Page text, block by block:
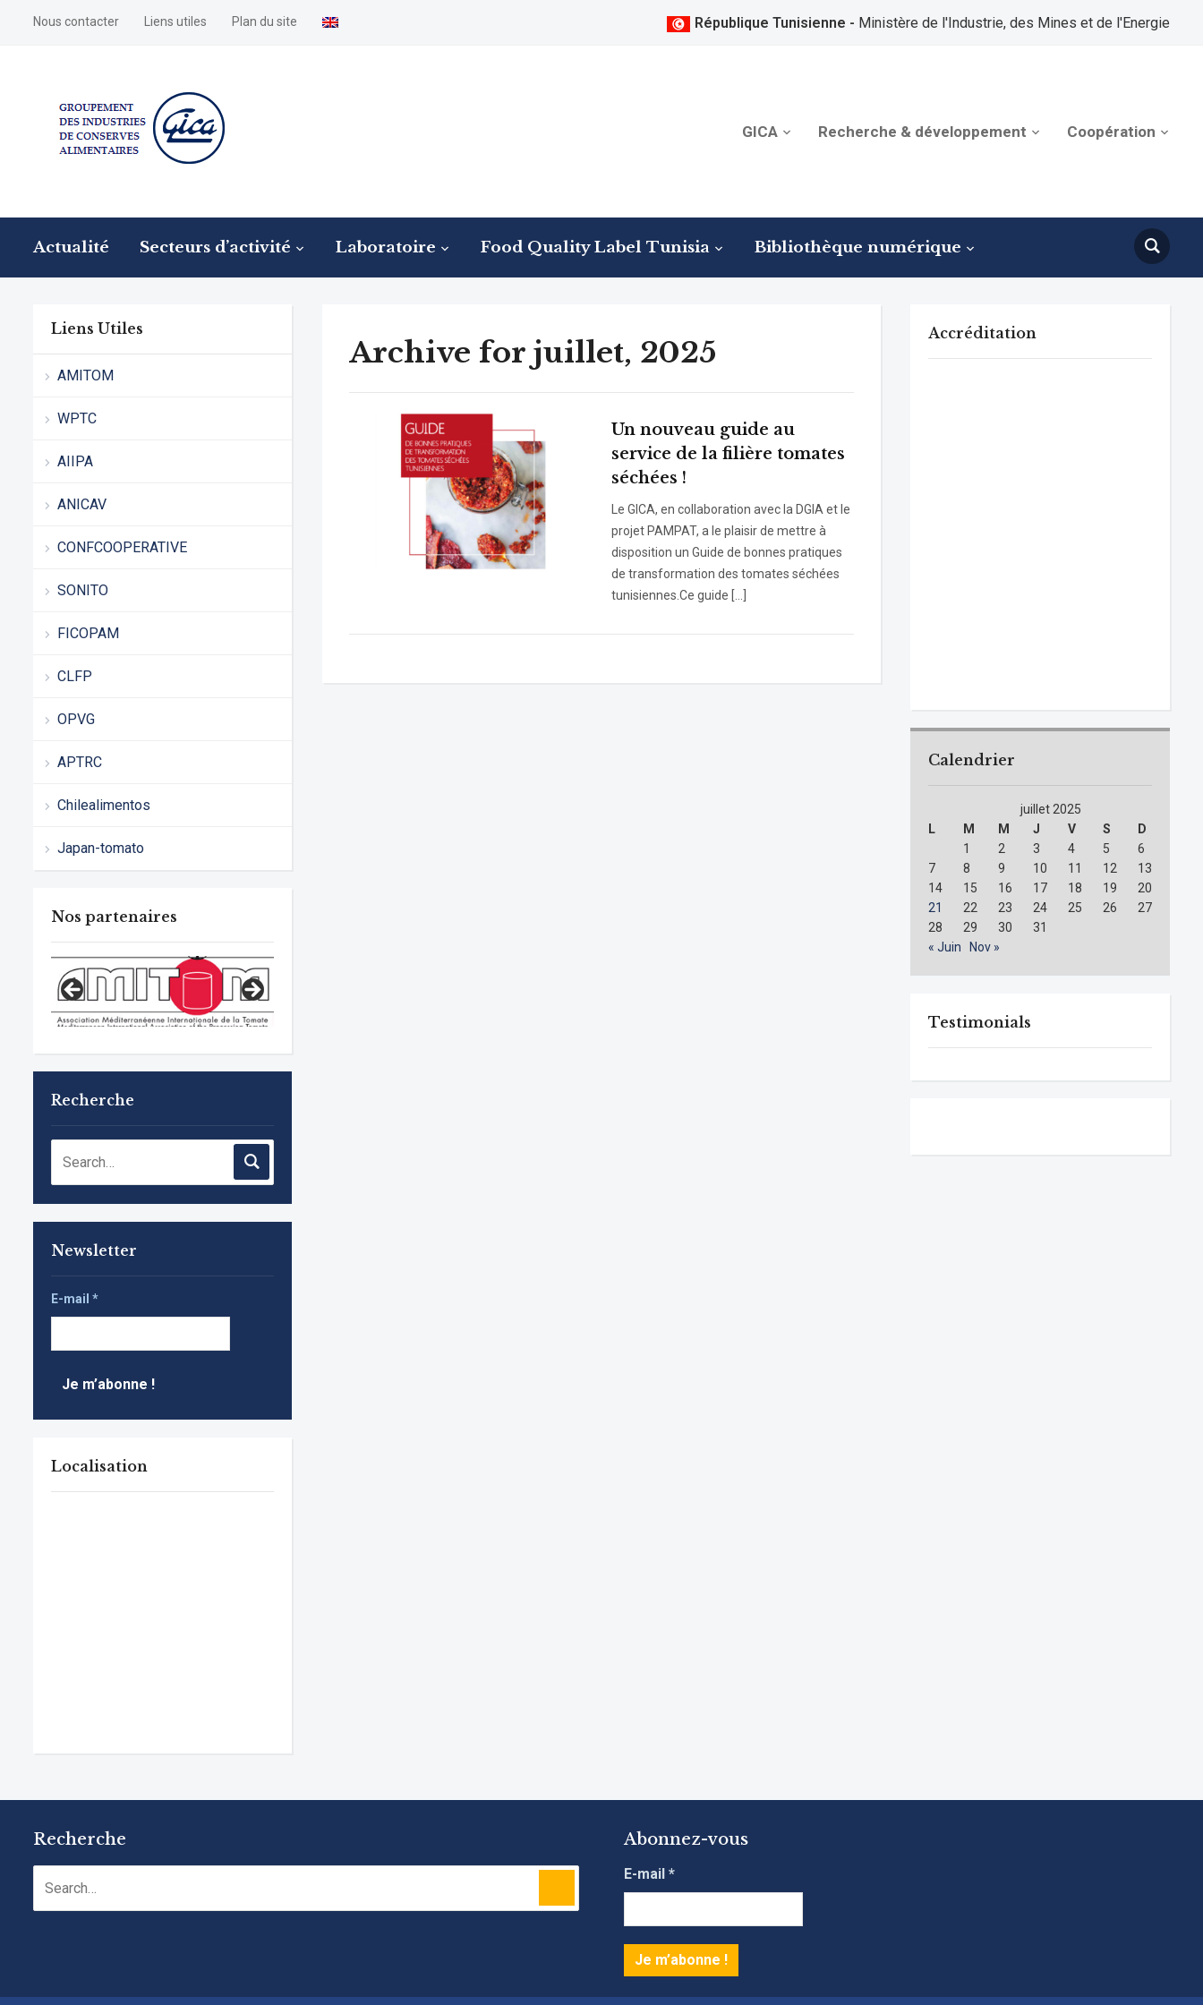
Nous contacter Liens utiles Plan du site République Tunisienne - Ministère de l'Industrie, des Mines et de l'Energie
GICA Recherche & développement Coopération
Actualité Secteurs d’activité Laboratoire Food Quality Label Tunisia Bibliothèque numérique
Liens Utiles
AMITOM
WPTC
AIIPA
ANICAV
CONFCOOPERATIVE
SONITO
FICOPAM
CLFP
OPVG
APTRC
Chilealimentos
Japan-tomato
Nos partenaires
Recherche
Newsletter
E-mail *
Localisation
Archive for juillet, 2025
Un nouveau guide au
service de la filière tomates
séchées !
Le GICA, en collaboration avec la DGIA et le
projet PAMPAT, a le plaisir de mettre à
disposition un Guide de bonnes pratiques
de transformation des tomates séchées
tunisiennes.Ce guide […]
Accréditation
Calendrier
juillet 2025
L
M M J V S
D
1
2 3 4 5
6
7
8 9 10 11 12
13
14
15 16 17 18 19
20
21
22 23 24 25 26
27
28
29 30
31
« Juin
Nov »
Testimonials
Recherche Abonnez-vous
E-mail*